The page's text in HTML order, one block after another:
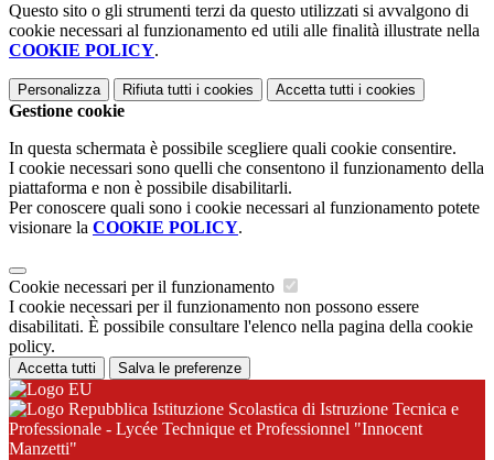
Questo sito o gli strumenti terzi da questo utilizzati si avvalgono di
cookie necessari al funzionamento ed utili alle finalità illustrate nella
COOKIE POLICY.
Personalizza Rifiuta tutti i cookies Accetta tutti i cookies
Gestione cookie
In questa schermata è possibile scegliere quali cookie consentire.
I cookie necessari sono quelli che consentono il funzionamento della
piattaforma e non è possibile disabilitarli.
Per conoscere quali sono i cookie necessari al funzionamento potete
visionare la COOKIE POLICY.
Cookie necessari per il funzionamento
I cookie necessari per il funzionamento non possono essere
disabilitati. È possibile consultare l'elenco nella pagina della cookie
policy.
Accetta tutti Salva le preferenze
Istituzione Scolastica di Istruzione Tecnica e
Professionale - Lycée Technique et Professionnel "Innocent
Manzetti"